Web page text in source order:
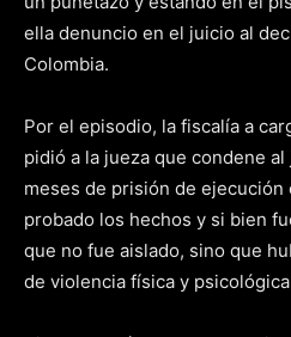
ella denuncio en el juicio al
Colombia.
Por el episodio, la fiscalía a
pidió a la jueza que condene
meses de prisión de
probado los hechos y si bien
que no fue aislado, sino que
de violencia física y